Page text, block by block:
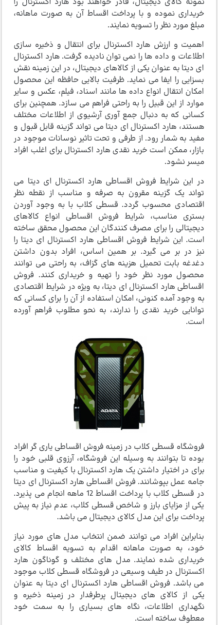
خریداری نموده و با پرداخت اقساط آن به صورت ماهانه،
مبلغ مورد نظر را تسویه نمایند.
اهمیت و ارزش هارد اکسترنال برای انتقال و ذخیره سازی
اطلاعات و داده ها را نمی توان نادیده گرفت. هارد اکسترنال
ای دیتا به عنوان یکی از کالاهای دیجیتال، در این زمینه نقش
بسزایی را ایفا می نماید. ظرفیت بالایی حافظه این محصول
امکان انتقال انواع داده ها مانند اسناد، فیلم، عکس و سایر
موارد از این قبیل را به راحتی فراهم می سازد. همچنین برای
کسانی که به دنبال جمع آوری آرشیوی از اطلاعات مختلف
هستند، هارد اکسترنال ای دیتا می تواند گزینه قابل قبول و
مفید به شمار رود. از طرفی و تحت تاثیر نوسانات موجود در
بازار، ممکن است خرید نقدی هارد اکسترنال برای اغلب افراد
میسر نشود.
در این شرایط فروش اقساطی هارد اکسترنال ای دیتا می
تواند یک گزینه مقرون به صرفه و مناسب از نقطه نظر
اقتصادی محسوب گردد. قسطی کلاب با به وجود آوردن
بستری مناسب، شرایط فروش اقساطی انواع کالاهای
دیجیتالی را برای مصرف کنندگان این محصول محقق ساخته
است. این شرایط فروش اقساطی هارد اکسترنال ای دیتا را
نیز در بر می گیرد. بر همین اساس، افراد بدون داشتن
دغدغه بابت تحمیل هزینه های گزاف، به راحتی می توانند
محصول مورد نظر خود را تهیه و خریداری کنند. فروش
اقساطی هارد اکسترنال ای دیتا، به ویژه در شرایط اقتصادی
به وجود آمده کنونی، امکان استفاده از آن را برای کسانی که
توانایی خرید نقدی را ندارند، به نحو مطلوب فراهم آورده
است.
فروشگاه قسطی کلاب در زمینه فروش اقساطی یاری گر افراد
بوده تا بتوانند به وسیله این فروشگاه، آرزوی قلبی خود را
برای در اختیار داشتن یک هارد اکسترنال با کیفیت و مناسب
جامه عمل بپوشانند. فروش اقساطی هارد اکسترنال ای دیتا
در قسطی کلاب با پرداخت اقساط 12 ماهه انجام می پذیرد.
یکی از مزایای بارز و شاخص قسطی کلاب، عدم نیاز به پیش
پرداخت برای این مدل کالای دیجیتال می باشد.
بنابراین افراد می توانند ضمن انتخاب مدل های مورد نیاز
خود، به صورت ماهانه اقدام به تسویه اقساط کالای
خریداری شده نمایند. مدل های مختلف و گوناگون هارد
اکسترنال در طیف وسیعی در فروشگاه قسطی کلاب موجود
می باشد. فروش اقساطی هارد اکسترنال ای دیتا به عنوان
یکی از کالای های دیجیتال پرطرفدار در زمینه ذخیره و
نگهداری اطلاعات، نگاه های بسیاری را به سمت خود
معطوف ساخته است.